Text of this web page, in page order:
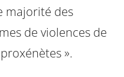
majorité des
de violences de
».